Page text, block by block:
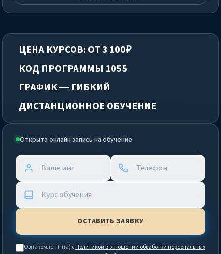
Открыта онлайн запись на обучение
Ознакомлен (-на) сПолитикой в отношении обработки персональных
ЦЕНА КУРСОВ: ОТ 3 100₽
КОД ПРОГРАММЫ 1055
ГРАФИК — ГИБКИЙ
ДИСТАНЦИОННОЕ ОБУЧЕНИЕ